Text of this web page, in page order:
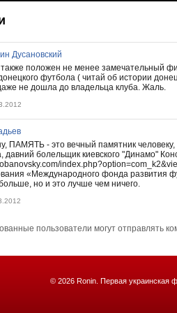
Дусановский
также положен не менее замечательный
футбола ( читай об истории
не дошла до владельца клуба. Жаль.
ПАМЯТЬ - это вечный памятник
давний болельщик киевского "Динамо"
«Международного фонда
но и это лучше чем ничего.
пользователи могут отправлять
© 2026 Ronin. Первая украинская